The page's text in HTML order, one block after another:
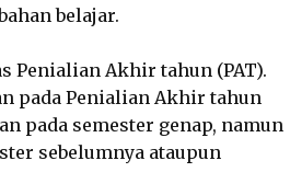
belajar.
Penialian Akhir tahun (PAT).
pada Penialian Akhir tahun
pada semester genap, namun
sebelumnya ataupun